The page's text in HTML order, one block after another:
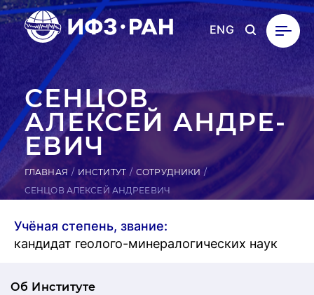
ENG
СЕНЦОВ
АЛЕКСЕЙ АН­ДРЕ­
ЕВИЧ
ГЛАВНАЯ ИНСТИТУТ
СОТРУДНИКИ
СЕНЦОВ АЛЕКСЕЙ АНДРЕЕВИЧ
Учёная степень, звание:
кандидат геолого-минералогических наук
Об Институте